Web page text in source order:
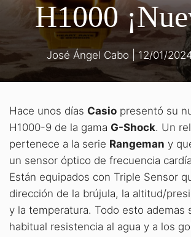
H1000
José Ángel Cabo |12/01/
Hace unos días Casio presentó su
H1000-9 de la gama G-Shock. Un
pertenece a la serie Rangeman y
un sensor óptico de frecuencia
Están equipados con Triple Sensor
dirección de la brújula, la altitud/
y la temperatura. Todo esto ademas
habitual resistencia al agua y a los